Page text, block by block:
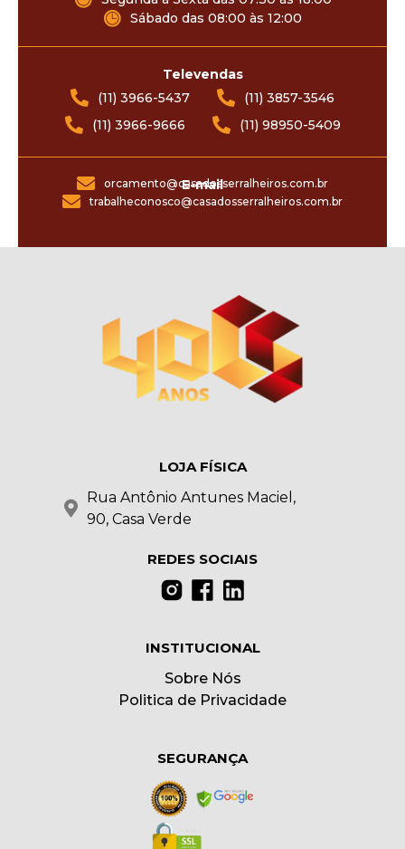
Sábado das 08:00 às 12:00
Televendas
(11) 3966-5437
(11) 3857-3546
(11) 3966-9666
(11) 98950-5409
E-mail
orcamento@casadosserralheiros.com.br
trabalheconosco@casadosserralheiros.com.br
LOJA FÍSICA
Rua Antônio Antunes Maciel,
90, Casa Verde
REDES SOCIAIS
INSTITUCIONAL
Sobre Nós
Politica de Privacidade
SEGURANÇA